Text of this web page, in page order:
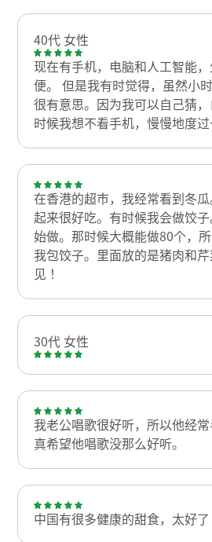
40代 女性
现在有手机，电脑和人工智能
便。 但是我有时觉得，虽然小
很有意思。因为我可以自己猜
时候我想不看手机，慢慢地度过
在香港的超市，我经常看到冬
起来很好吃。有时候我会做饺
始做。那时候大概能做80个，
我包饺子。里面放的是猪肉和
见！
30代 女性
我老公唱歌很好听，所以他经
真希望他唱歌没那么好听。
中国有很多健康的甜食，太好了